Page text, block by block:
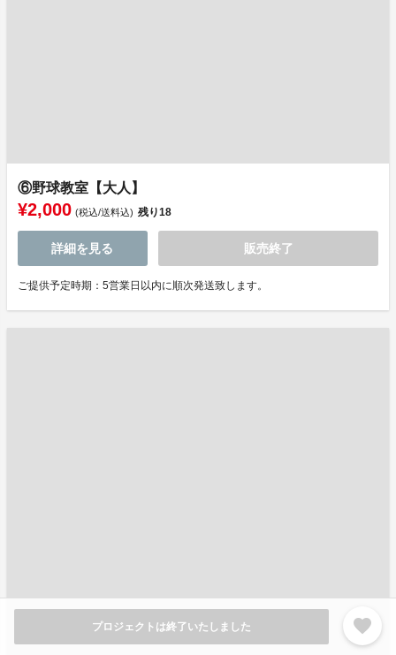
プロジェクトは終了いたしました favorite
⑥野球教室【大人】
¥2,000 (税込/送料込) 残り18
詳細を見る 販売終了
ご提供予定時期：5営業日以内に順次発送致します。